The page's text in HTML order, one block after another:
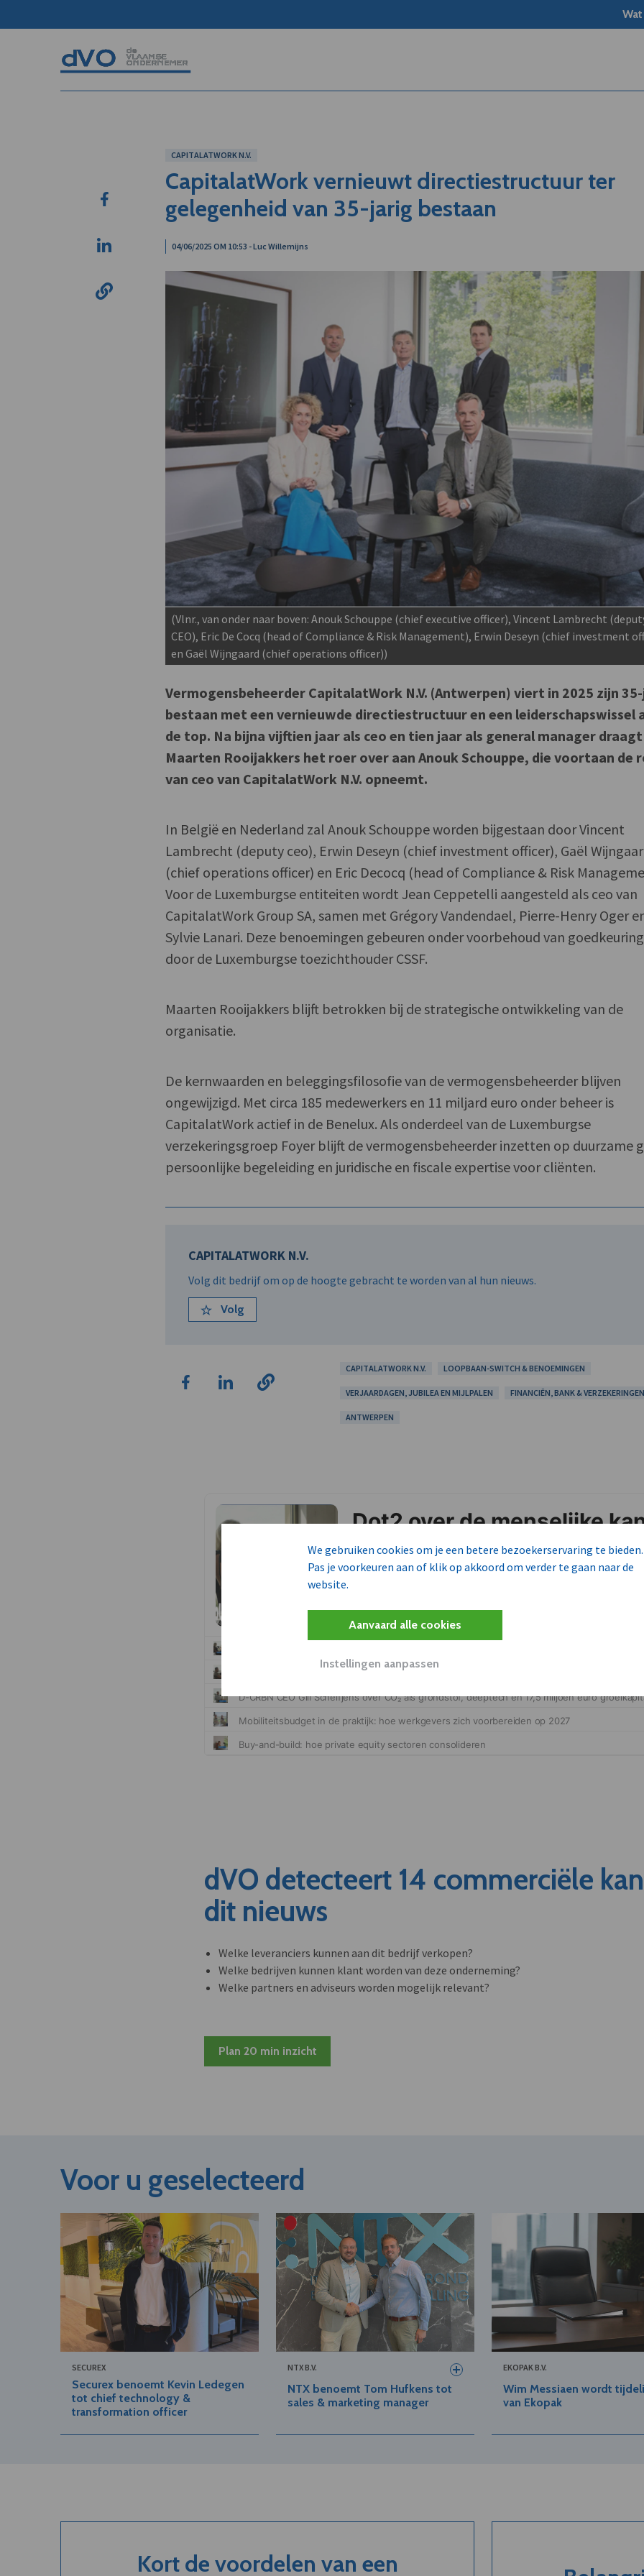
We gebruiken cookies om je een betere bezoekerservaring te bieden.
Pas je voorkeuren aan of klik op akkoord om verder te gaan naar de
website.
Aanvaard alle cookies
Instellingen aanpassen
CAPITALATWORK N.V.
CapitalatWork vernieuwt directiestructuur ter
gelegenheid van 35-jarig bestaan
04/06/2025 OM 10:53 - Luc Willemijns
(Vlnr., van onder naar boven: Anouk Schouppe (chief executive officer), Vincent Lambrecht
CEO), Eric De Cocq (head of Compliance & Risk Management), Erwin Deseyn (chief investment
en Gaël Wijngaard (chief operations officer))
Vermogensbeheerder CapitalatWork N.V. (Antwerpen) viert in 2025 zijn
bestaan met een vernieuwde directiestructuur en een leiderschapswissel
de top. Na bijna vijftien jaar als ceo en tien jaar als general manager draagt
Maarten Rooijakkers het roer over aan Anouk Schouppe, die voortaan de
van ceo van CapitalatWork N.V. opneemt.
In België en Nederland zal Anouk Schouppe worden bijgestaan door Vincent
Lambrecht (deputy ceo), Erwin Deseyn (chief investment officer), Gaël
(chief operations officer) en Eric Decocq (head of Compliance & Risk
Voor de Luxemburgse entiteiten wordt Jean Ceppetelli aangesteld als ceo van
CapitalatWork Group SA, samen met Grégory Vandendael, Pierre-Henry Oger
Sylvie Lanari. Deze benoemingen gebeuren onder voorbehoud van goedkeuring
door de Luxemburgse toezichthouder CSSF.
Maarten Rooijakkers blijft betrokken bij de strategische ontwikkeling van de
organisatie.
De kernwaarden en beleggingsfilosofie van de vermogensbeheerder blijven
ongewijzigd. Met circa 185 medewerkers en 11 miljard euro onder beheer is
CapitalatWork actief in de Benelux. Als onderdeel van de Luxemburgse
verzekeringsgroep Foyer blijft de vermogensbeheerder inzetten op duurzame
persoonlijke begeleiding en juridische en fiscale expertise voor cliënten.
CAPITALATWORK N.V.
Volg dit bedrijf om op de hoogte gebracht te worden van al hun nieuws.
Volg
CAPITALATWORK N.V. LOOPBAAN-SWITCH & BENOEMINGEN
VERJAARDAGEN, JUBILEA EN MIJLPALEN FINANCIËN, BANK &
ANTWERPEN
dVO detecteert 14 commerciële
dit nieuws
Welke leveranciers kunnen aan dit bedrijf verkopen?
Welke bedrijven kunnen klant worden van deze onderneming?
Welke partners en adviseurs worden mogelijk relevant?
Plan 20 min inzicht
Voor u geselecteerd
SECUREX
Securex benoemt Kevin Ledegen
tot chief technology &
transformation officer
NTX B.V.
NTX benoemt Tom Hufkens tot
sales & marketing manager
EKOPAK B.V.
Wim Messiaen wordt
van Ekopak
Kort de voordelen van een